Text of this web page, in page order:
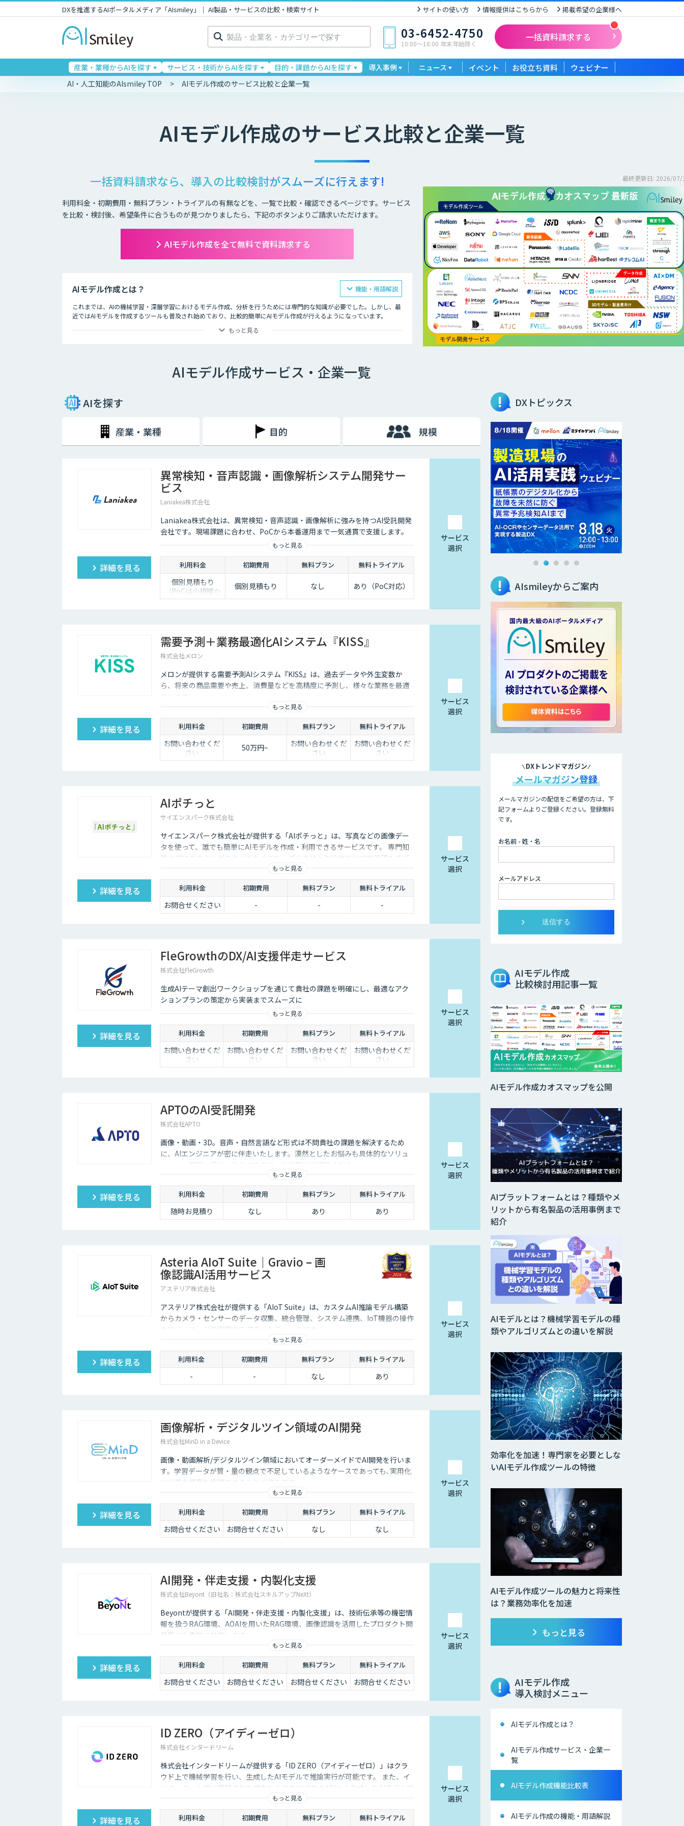
DXを推進するAIポータルメディア「AIsmiley」｜ AI製品・サービスの比較・検索サイト サイトの使い方 情報提供はこちらから 掲載希望の企業様へ
検
索: 03-6452-4750
10:00〜18:00 年末年始除く
一括資料請求する
産業・業種からAIを探す サービス・技術からAIを探す 目的・課題からAIを探す 導入事例 ニュース イベント お役立ち資料 ウェビナー
AI・人工知能のAIsmiley TOP AIモデル作成のサービス比較と企業一覧
AIモデル作成のサービス比較と企業一覧
一括資料請求なら、導入の比較検討がスムーズに行えます!
利用料金・初期費用・無料プラン・トライアルの有無などを、一覧で比較・確認できるページです。サービス
を比較・検討後、希望条件に合うものが見つかりましたら、下記のボタンよりご請求いただけます。
AIモデル作成を全て無料で資料請求する
最終更新日: 2026/07/
AIモデル作成とは？
これまでは、AIの機械学習・深層学習におけるモデル作成、分析を行うためには専門的な知識が必要でした。しかし、最
近ではAIモデルを作成するツールも普及され始めており、比較的簡単にAIモデル作成が行えるようになっています。
AIモデル作成ツールの多くは、プログラミング言語を記述する必要がなく、マウスで操作を行うことが可能です。これま
このAIモデル作成ツールを利用するメリットとして真っ先に挙げられるのが、「コストを削減できること」です。なぜな
らプログラミングを行わずにAIモデルを作成することができますので、モデル構築におけるプログラマーなどの人件費が
ノンプログラミングかつマウスでの操作が可能という特徴を持つAIモデル作成ツールは、AIの開発における情報共有にも
たとえば、AIについての理解を深めプログラミングを必要とするプロジェクトにおいても技術者と非技術者との意思疎通
が図りやすくなるでしょう。
もっと見る
機能・用語解説
AIモデル作成サービス・企業一覧
AIを探す
産業・業種 目的 規模
異常検知・音声認識・画像解析システム開発サー
ビス
Laniakea株式会社
Laniakea株式会社は、異常検知・音声認識・画像解析に強みを持つAI受託開発
会社です。現場課題に合わせ、PoCから本番運用まで一気通貫で支援します。
もっと見る
詳細を見る 利用料金 初期費用 無料プラン 無料トライアル
個別見積もり
（PoCは小規模か
ら対応）
個別見積もり なし あり（PoC対応）
サービス
選択
需要予測＋業務最適化AIシステム『KISS』
株式会社メロン
メロンが提供する需要予測AIシステム『KISS』は、過去データや外生変数か
ら、将来の商品需要や売上、消費量などを高精度に予測し、様々な業務を最適
化します。
もっと見る
詳細を見る 利用料金 初期費用 無料プラン 無料トライアル
お問い合わせくだ
さい
50万円~
お問い合わせくだ
さい
お問い合わせくだ
さい
サービス
選択
AIポチっと
サイエンスパーク株式会社
サイエンスパーク株式会社が提供する「AIポチっと」は、写真などの画像デー
タを使って、誰でも簡単にAIモデルを作成・利用できるサービスです。 専門知
識やプログラミングスキルがなくても、ブラウザ上の操作だけで学習済みモデ
ルを作成可能。さらに、作成したAIモデルをデバイスに組み込んで現場での利
用も可能です。
もっと見る
詳細を見る 利用料金 初期費用 無料プラン 無料トライアル
お問合せください - - -
サービス
選択
FleGrowthのDX/AI支援伴走サービス
株式会社FleGrowth
生成AIテーマ創出ワークショップを通じて貴社の課題を明確にし、最適なアク
ションプランの策定から実装までスムーズに
もっと見る
詳細を見る 利用料金 初期費用 無料プラン 無料トライアル
お問い合わせくだ
さい
お問い合わせくだ
さい
お問い合わせくだ
さい
お問い合わせくだ
さい
サービス
選択
APTOのAI受託開発
株式会社APTO
画像・動画・3D。音声・自然言語など形式は不問貴社の課題を解決するため
に、AIエンジニアが密に伴走いたします。漠然としたお悩みも具体的なソリュ
ーション開発に落とし込みますので、お気軽にご相談ください。
もっと見る
詳細を見る 利用料金 初期費用 無料プラン 無料トライアル
随時お見積り なし あり あり
サービス
選択
Asteria AIoT Suite｜Gravio – 画
像認識AI活用サービス
アステリア株式会社
アステリア株式会社が提供する「AIoT Suite」は、カスタムAI推論モデル構築
からカメラ・センサーのデータ収集、統合管理、システム連携、IoT機器の操作
までノーコードで実現するプラットフォームです。
もっと見る
詳細を見る 利用料金 初期費用 無料プラン 無料トライアル
- - なし あり
サービス
選択
画像解析・デジタルツイン領域のAI開発
株式会社MinD in a Device
画像・動画解析/デジタルツイン領域においてオーダーメイドでAI開発を行いま
す。学習データが質・量の観点で不足しているようなケースであっても､実用化
に必要な精度を実現できることが強みです。
もっと見る
詳細を見る 利用料金 初期費用 無料プラン 無料トライアル
お問合せください お問合せください なし なし
サービス
選択
AI開発・伴走支援・内製化支援
株式会社Beyont（旧社名：株式会社スキルアップNeXt）
Beyontが提供する「AI開発・伴走支援・内製化支援」は、技術伝承等の機密情
報を扱うRAG環境、AOAIを用いたRAG環境、画像認識を活用したプロダクト開
発等にも柔軟に対応します。
もっと見る
詳細を見る 利用料金 初期費用 無料プラン 無料トライアル
お問合せください お問合せください お問合せください お問合せください
サービス
選択
ID ZERO（アイディーゼロ）
株式会社インタードリーム
株式会社インタードリームが提供する「ID ZERO（アイディーゼロ）」はクラ
ウド上で機械学習を行い、生成したAIモデルで推論実行が可能です。 また、イ
ンターネット網に接続された端末からであればWebAPIから生成したAIモデルで
推論実行することができます。これによって簡単にAIを活用したシステムの構
築することができます。
もっと見る
詳細を見る 利用料金 初期費用 無料プラン 無料トライアル
サービス
選択
DXトピックス
AIsmileyからご案内
DXトレンドマガジン
メールマガジン登録
メールマガジンの配信をご希望の方は、下
記フォームよりご登録ください。登録無料
です。
お名前 - 姓・名
メールアドレス
AIモデル作成
比較検討用記事一覧
AIモデルとは？機械学習モデルの種
類やアルゴリズムとの違いを解説
AIモデル作成ツールの魅力と将来性
は？業務効率化を加速
効率化を加速！専門家を必要としな
いAIモデル作成ツールの特徴
AIモデル作成カオスマップを公開
AIプラットフォームとは？種類やメ
リットから有名製品の活用事例まで
紹介
もっと見る
AIモデル作成
導入検討メニュー
AIモデル作成とは？
AIモデル作成サービス・企業一
覧
AIモデル作成機能比較表
AIモデル作成の機能・用語解説